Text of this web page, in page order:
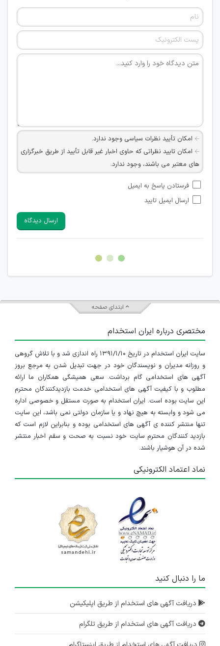
امکان تأیید نظرات سیاسی وجود ندارد.
امکان تایید نظراتی که حاوی اخبار غیر قابل تأیید از طریق خبرگزاری
های معتبر می باشند، وجود ندارد.
شبکه های مجازی ارتباطی می باشند وجود ندارد.
امکان تأیید نظرات کاربرانی که به هر طریقی قصد مأیوس کردن
هرگونه تحریک، تحقیر و کنایه به سایر افراد (مسئول و غیر مسئول)
غیر مجاز می باشد.
امکان هماهنگی برای هرگونه ملاقات حضوری چه به صورت دسته
فرستادن پاسخ به ایمیل
ارسال ایمیل تایید
ارسال دیدگاه
ابتدای صفحه
مختصری درباره ایران استخدام
سایت ایران استخدام در تاریخ ۱۳۹۱/۱/۱۰ راه اندازی شد و با تلاش گروهی
و روزانه مدیران و نویسندگان خود در جهت تبدیل شدن به مرجع بروز
آگهی های استخدامی گام برداشت. سعی همیشگی همکاران ما ارائه
مطلوب و با کیفیت آگهی های استخدامی خدمت بازدیدکنندگان محترم
این سایت بوده است. ایران استخدام به صورت مستقل و خصوصی اداره
می شود و وابسته به هیچ نهاد و یا سازمان دولتی نمی باشد، این سایت
تنها منتشر کننده ی آگهی های استخدامی بوده و بنابراین لازم است که
بازدید کنندگان محترم سایت خود نسبت به صحت و سقم اخبار منتشر
شده در آن هوشیار باشند.
نماد اعتماد الکترونیکی
ما را دنبال کنید
دریافت آگهی های استخدام از طریق اپلیکیشن
دریافت آگهی های استخدام از طریق تلگرام